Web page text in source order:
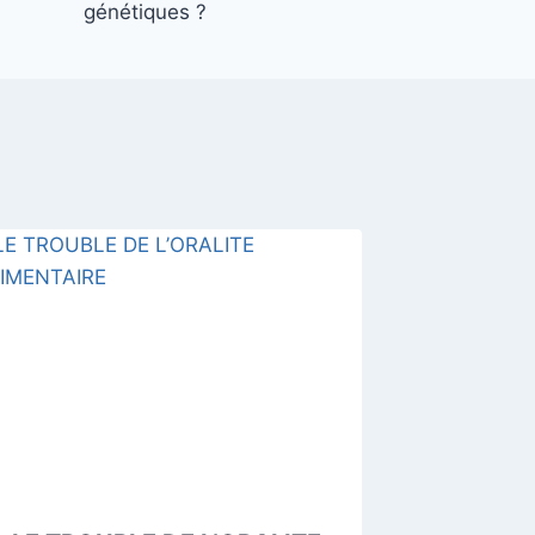
génétiques ?